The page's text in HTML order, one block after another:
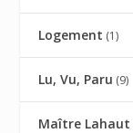
Logement (1)
Lu, Vu, Paru (9)
Maître Lahaut